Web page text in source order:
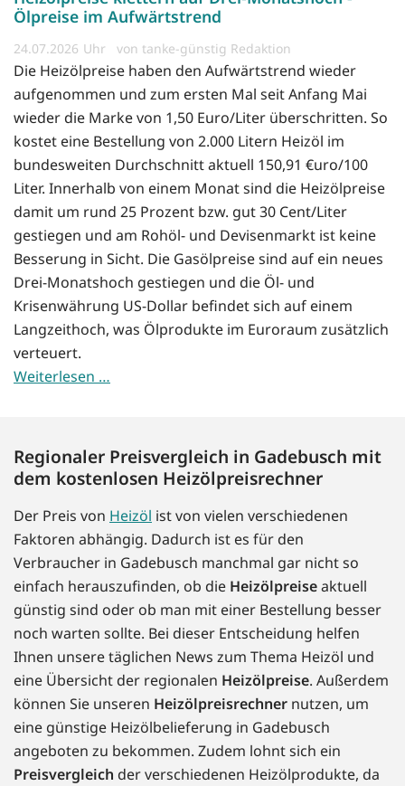
Ölpreise im Aufwärtstrend
24.07.2026 von tanke-günstig Redaktion
Die Heizölpreise haben den Aufwärtstrend wieder
aufgenommen und zum ersten Mal seit Anfang Mai
wieder die Marke von 1,50 Euro/Liter überschritten. So
kostet eine Bestellung von 2.000 Litern Heizöl im
bundesweiten Durchschnitt aktuell 150,91 €uro/100
Liter. Innerhalb von einem Monat sind die Heizölpreise
damit um rund 25 Prozent bzw. gut 30 Cent/Liter
gestiegen und am Rohöl- und Devisenmarkt ist keine
Besserung in Sicht. Die Gasölpreise sind auf ein neues
Drei-Monatshoch gestiegen und die Öl- und
Krisenwährung US-Dollar befindet sich auf einem
Langzeithoch, was Ölprodukte im Euroraum zusätzlich
verteuert.
Weiterlesen …
Regionaler Preisvergleich in Gadebusch mit
dem kostenlosen Heizölpreisrechner
Der Preis von Heizöl ist von vielen verschiedenen
Faktoren abhängig. Dadurch ist es für den
Verbraucher in Gadebusch manchmal gar nicht so
einfach herauszufinden, ob die Heizölpreiseaktuell
günstig sind oder ob man mit einer Bestellung besser
noch warten sollte. Bei dieser Entscheidung helfen
Ihnen unsere täglichen News zum Thema Heizöl und
eine Übersicht der regionalen Heizölpreise. Außerdem
können Sie unseren Heizölpreisrechner nutzen, um
eine günstige Heizölbelieferung in Gadebusch
angeboten zu bekommen. Zudem lohnt sich ein
Preisvergleich der verschiedenen Heizölprodukte, da